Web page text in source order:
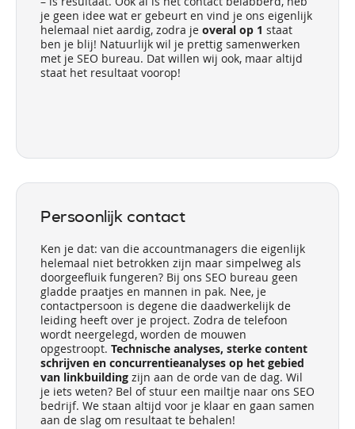
je geen idee wat er gebeurt en vind je ons eigenlijk
helemaal niet aardig, zodra je overal op 1 staat
ben je blij! Natuurlijk wil je prettig samenwerken
met je SEO bureau. Dat willen wij ook, maar altijd
staat het resultaat voorop!
Persoonlijk contact
Ken je dat: van die accountmanagers die eigenlijk
helemaal niet betrokken zijn maar simpelweg als
doorgeefluik fungeren? Bij ons SEO bureau geen
gladde praatjes en mannen in pak. Nee, je
contactpersoon is degene die daadwerkelijk de
leiding heeft over je project. Zodra de telefoon
wordt neergelegd, worden de mouwen
opgestroopt. Technische analyses, sterke content
schrijven en concurrentieanalyses op het gebied
van linkbuilding zijn aan de orde van de dag. Wil
je iets weten? Bel of stuur een mailtje naar ons SEO
bedrijf. We staan altijd voor je klaar en gaan samen
aan de slag om resultaat te behalen!